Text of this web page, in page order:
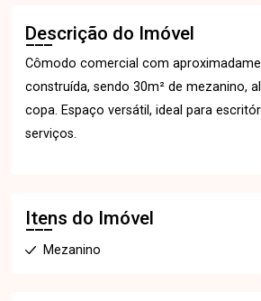
Descrição do Imóvel
Cômodo comercial com
construída, sendo 30m² de mezanino,
copa. Espaço versátil, ideal para
serviços.
Itens do Imóvel
Mezanino